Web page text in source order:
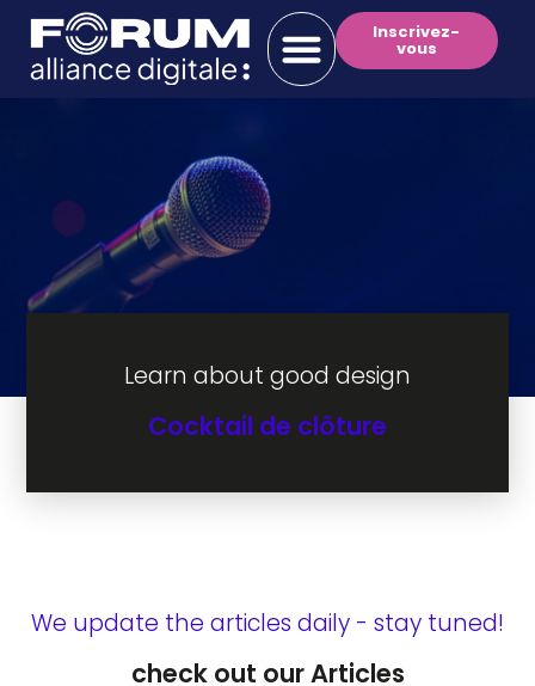
Inscrivez-
vous
Learn about good design
Cocktail de clôture
We update the articles daily - stay tuned!
check out our Articles